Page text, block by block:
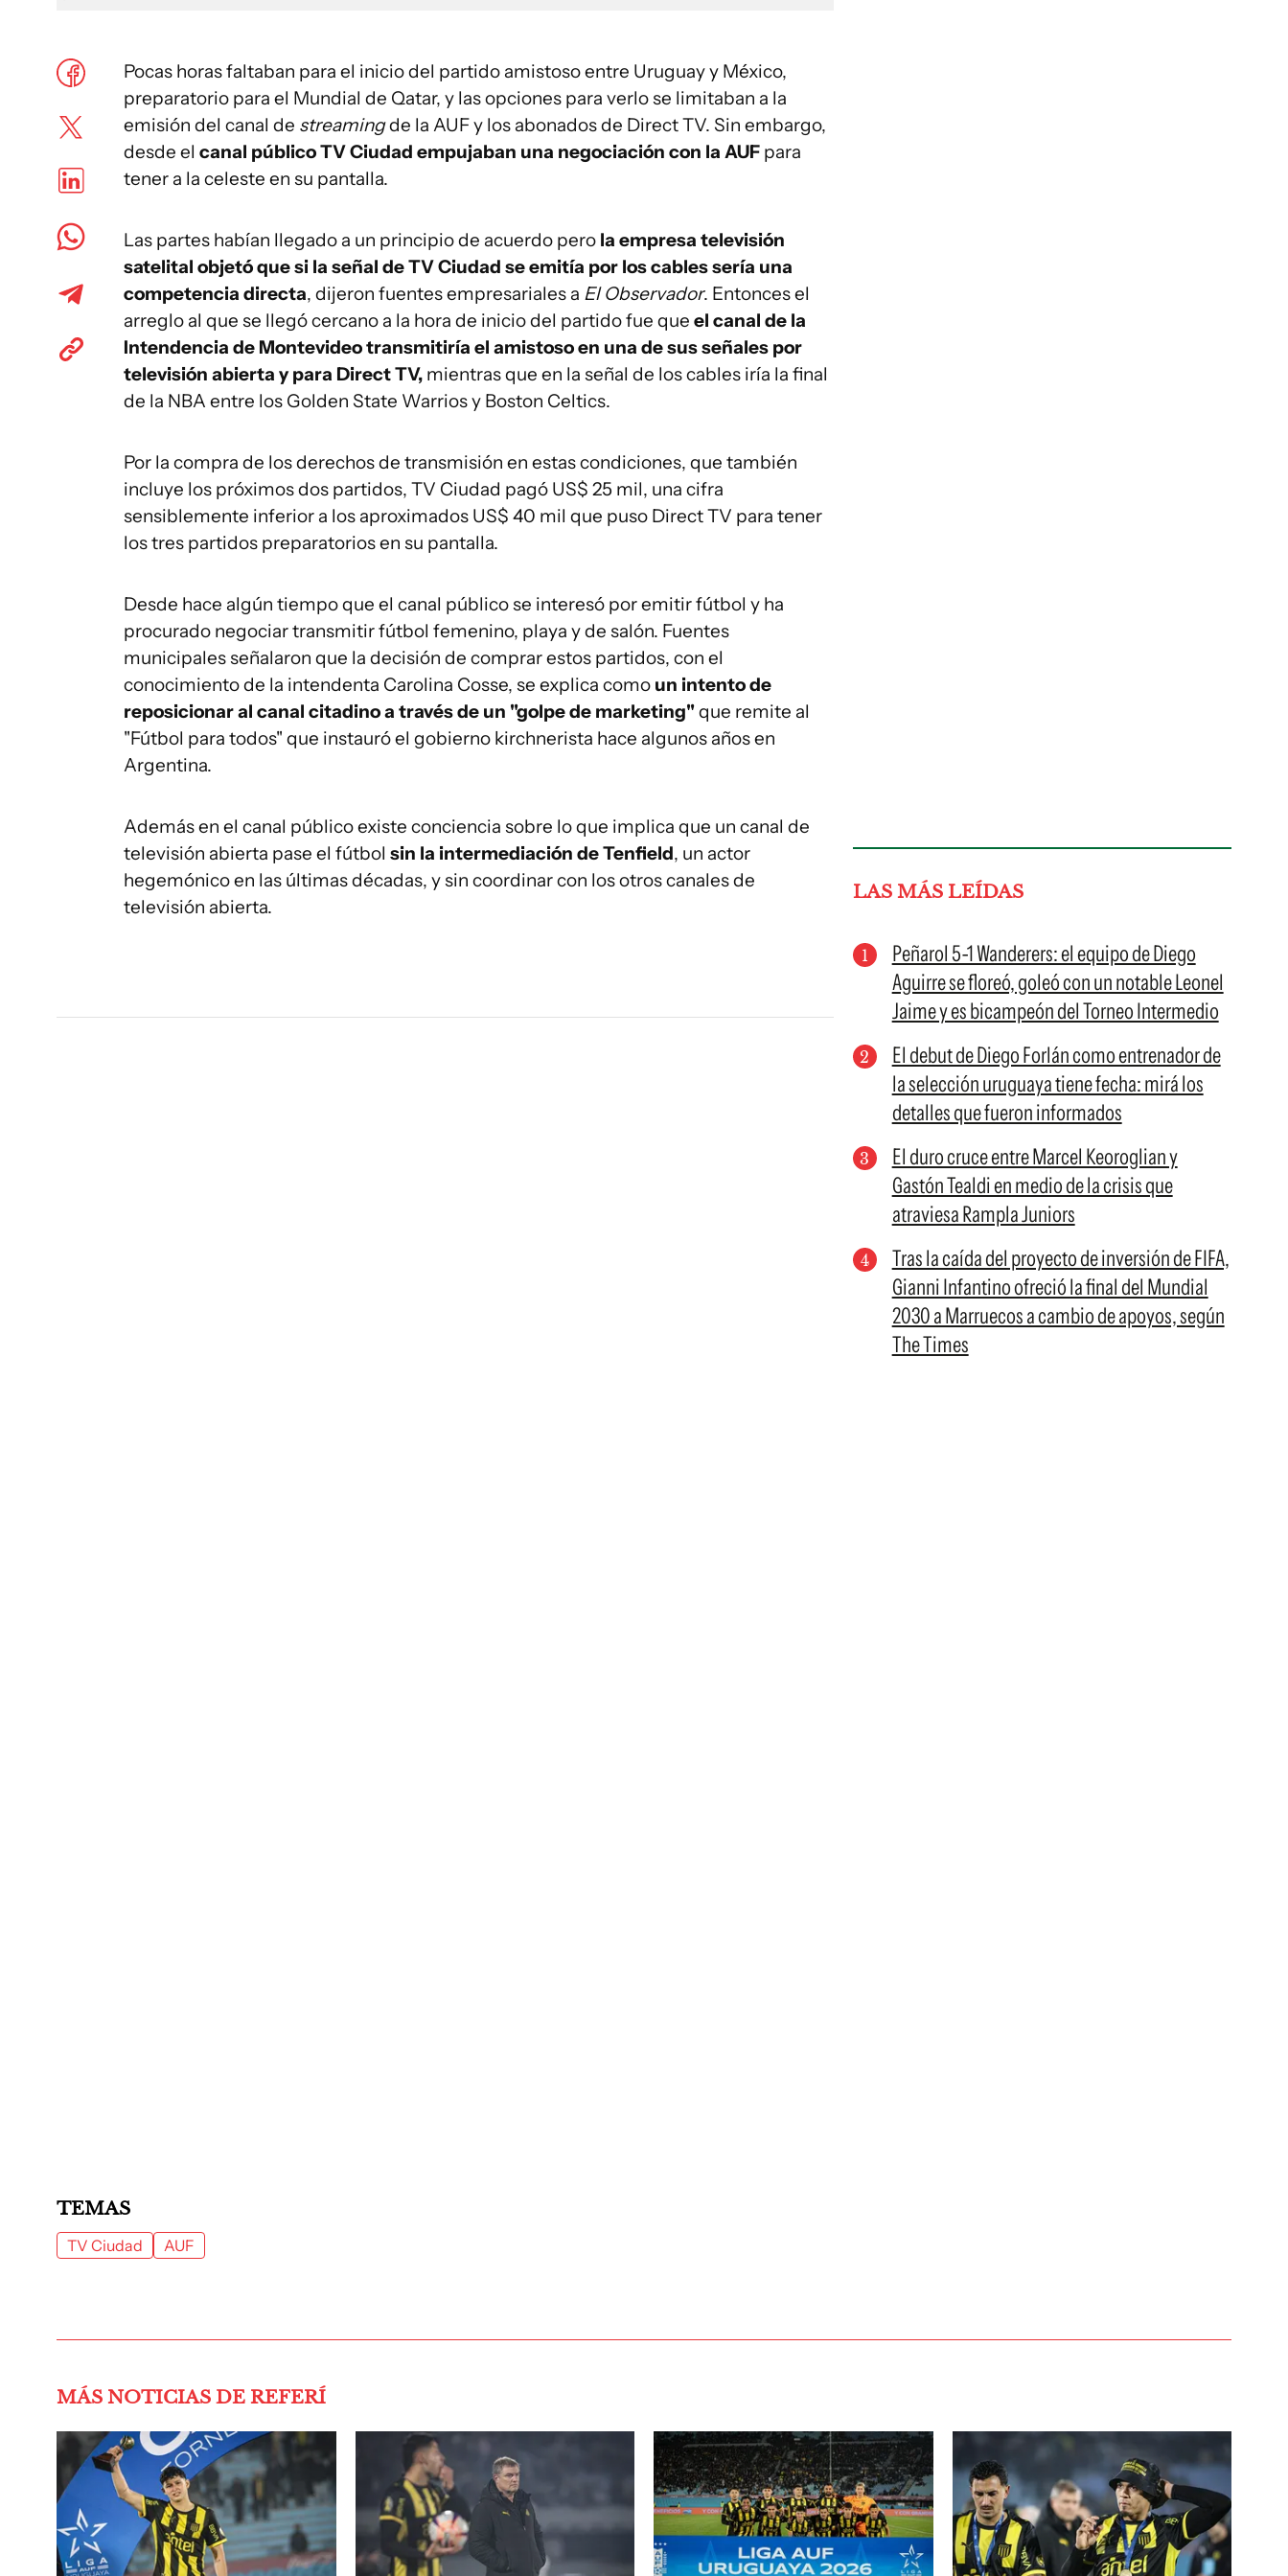
Pocas horas faltaban para el inicio del partido amistoso entre Uruguay y México,
preparatorio para el Mundial de Qatar, y las opciones para verlo se limitaban a la
emisión del canal de streamingde la AUF y los abonados de Direct TV. Sin embargo,
desde el canal público TV Ciudad empujaban una negociación con la AUF para
tener a la celeste en su pantalla.
Las partes habían llegado a un principio de acuerdo pero la empresa televisión
satelital objetó que si la señal de TV Ciudad se emitía por los cables sería una
competencia directa, dijeron fuentes empresariales a El Observador. Entonces el
arreglo al que se llegó cercano a la hora de inicio del partido fue que el canal de la
Intendencia de Montevideo transmitiría el amistoso en una de sus señales por
televisión abierta y para Direct TV, mientras que en la señal de los cables iría la final
de la NBA entre los Golden State Warrios y Boston Celtics.
Por la compra de los derechos de transmisión en estas condiciones, que también
incluye los próximos dos partidos, TV Ciudad pagó US$ 25 mil, una cifra
sensiblemente inferior a los aproximados US$ 40 mil que puso Direct TV para tener
los tres partidos preparatorios en su pantalla.
Desde hace algún tiempo que el canal público se interesó por emitir fútbol y ha
procurado negociar transmitir fútbol femenino, playa y de salón. Fuentes
municipales señalaron que la decisión de comprar estos partidos, con el
conocimiento de la intendenta Carolina Cosse, se explica como un intento de
reposicionar al canal citadino a través de un "golpe de marketing"que remite al
"Fútbol para todos" que instauró el gobierno kirchnerista hace algunos años en
Argentina.
Además en el canal público existe conciencia sobre lo que implica que un canal de
televisión abierta pase el fútbol sin la intermediación de Tenfield, un actor
hegemónico en las últimas décadas, y sin coordinar con los otros canales de
televisión abierta.
LAS MÁS LEÍDAS
Peñarol 5-1 Wanderers: el equipo de Diego
Aguirre se floreó, goleó con un notable Leonel
Jaime y es bicampeón del Torneo Intermedio
El debut de Diego Forlán como entrenador de
la selección uruguaya tiene fecha: mirá los
detalles que fueron informados
El duro cruce entre Marcel Keoroglian y
Gastón Tealdi en medio de la crisis que
atraviesa Rampla Juniors
Tras la caída del proyecto de inversión de FIFA,
Gianni Infantino ofreció la final del Mundial
2030 a Marruecos a cambio de apoyos, según
The Times
TEMAS
TV Ciudad AUF
MÁS NOTICIAS DE REFERÍ